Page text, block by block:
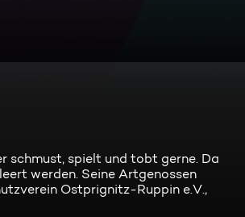
schmust, spielt und tobt gerne. Da
werden. Seine Artgenossen
Ostprignitz-Ruppin e.V.,